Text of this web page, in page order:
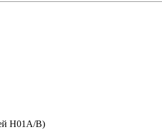
H01A/B)